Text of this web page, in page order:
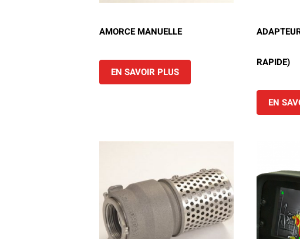
AMORCE MANUELLE
EN SAVOIR PLUS
RAPIDE)
EN